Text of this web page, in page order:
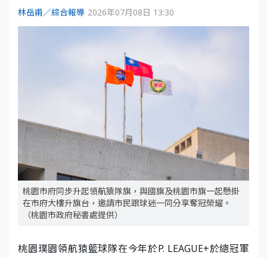
林岳甫／綜合報導 2026年07月08日 13:30
桃園市府同步升起領航猿隊旗，與國旗及桃園市旗一起懸掛
在市府大樓升旗台，邀請市民跟球迷一同分享奪冠榮耀。
（桃園市政府秘書處提供）
桃園璞園領航猿籃球隊在今年於P. LEAGUE+於總冠軍